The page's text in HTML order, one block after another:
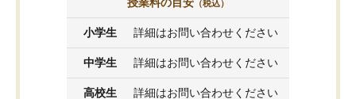
（税込）
小学生 詳細はお問い合わせください
中学生 詳細はお問い合わせください
高校生 詳細はお問い合わせください